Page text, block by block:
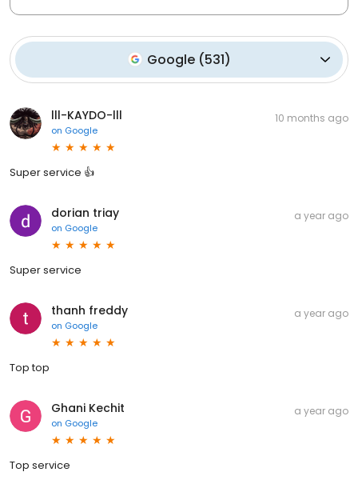
Google(531)
lll-KAYDO-lll
on Google
10 months ago
Super service 👍
dorian triay
on Google
a year ago
Super service
thanh freddy
on Google
a year ago
Top top
Ghani Kechit
on Google
a year ago
Top service